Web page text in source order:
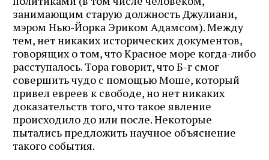
занимающим старую должность Джулиани,
мэром Нью-Йорка Эриком Адамсом). Между
тем, нет никаких исторических документов,
говорящих о том, что Красное море когда-либо
расступалось. Тора говорит, что Б-г смог
совершить чудо с помощью Моше, который
привел евреев к свободе, но нет никаких
доказательств того, что такое явление
происходило до или после. Некоторые
пытались предложить научное объяснение
такого события.